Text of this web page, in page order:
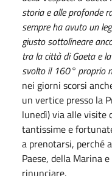
storia e alle profonde
sempre ha avuto un
giusto sottolineare
tra la città di Gaeta e
svolto il 160° proprio
nei giorni scorsi
un vertice presso la
lunedì) via alle visite
tantissime e
a prenotarsi, perché
Paese, della Marina
rinunciare.